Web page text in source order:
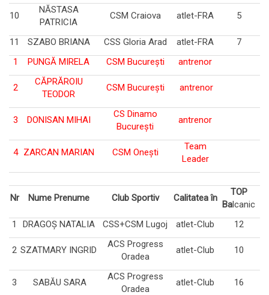
10
NĂSTASA
PATRICIA
CSM Craiova atlet-FRA 5
11 SZABO BRIANA CSS Gloria Arad atlet-FRA
7
1
PUNGĂ MIRELA CSM București antrenor
2
CĂPRĂROIU
TEODOR
CSM București antrenor
3 DONISAN MIHAI
CS Dinamo
București
antrenor
4 ZARCAN MARIAN CSM Onești
Team
Leader
Nr Nume Prenume Club Sportiv Calitatea în
TOP
Balcanic
1
DRAGOȘ NATALIA CSS+CSM Lugoj atlet-Club 12
2 SZATMARY INGRID
ACS Progress
Oradea
atlet-Club 10
3 SABĂU SARA
ACS Progress
Oradea
atlet-Club 16